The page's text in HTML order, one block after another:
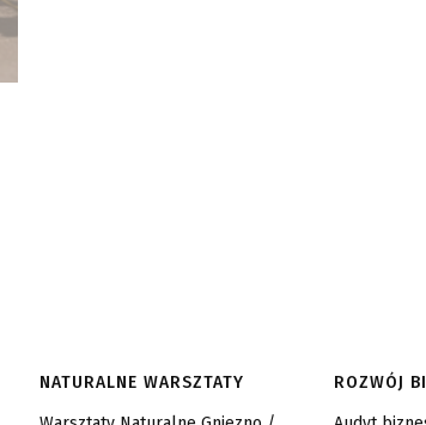
NATURALNE WARSZTATY
ROZWÓJ